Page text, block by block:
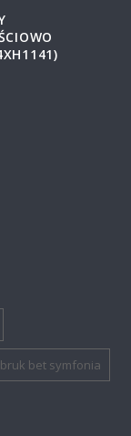
bruk bet symfonia